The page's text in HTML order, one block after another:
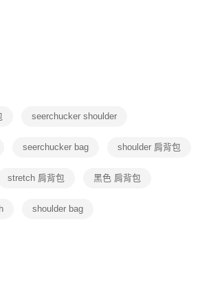
將收到繳費通知簡訊。
14天內，點擊此簡訊中的連結，可透過四大超商／
方式進行付款，方視為交易完成。
先享後付 」之結帳頁面顯示為準，若有關於
取消欲退款等相關疑問，請聯繫「AFTEE先享後付
support/home
份有限公司提供之「AFTEE先享後付」服務完成之交
有限公司。
事先徵得法定代理人或監護人之同意方可使用
付」時，將依據個別帳號之用戶狀況，依本公司即
含以上)免運費
seerchucker shoulder
seerchucker bag shoulder 肩背包
stretch 肩背包 黑色 肩背包
shoulder bag